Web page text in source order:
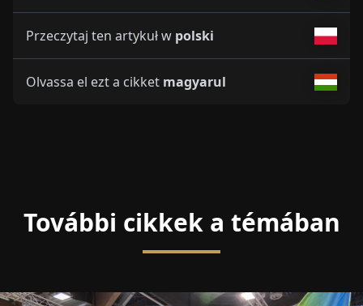
Przeczytaj ten artykuł w polski
Olvassa el ezt a cikket magyarul
További cikkek a témában